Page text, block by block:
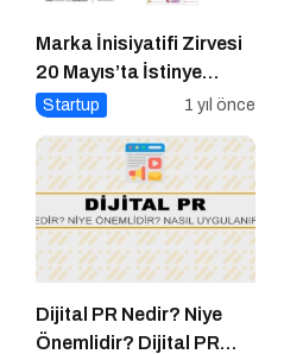
Marka İnisiyatifi Zirvesi
20 Mayıs’ta İstinye
Üniversitesi’nde!
Startup 1 yıl önce
Dijital PR Nedir? Niye
Önemlidir? Dijital PR